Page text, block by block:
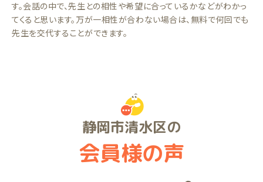
す。会話の中で、先生との相性や希望に合っているかなどがわかっ
てくると思います。万が一相性が合わない場合は、無料で何回でも
先生を交代することができます。
静岡市清水区の
会員様の声